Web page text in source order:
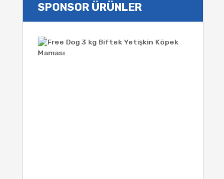
SPONSOR ÜRÜNLER